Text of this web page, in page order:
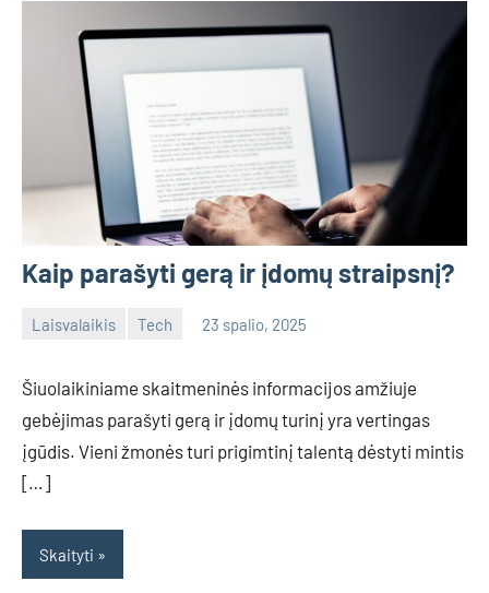
Kaip parašyti gerą ir įdomų straipsnį?
Laisvalaikis Tech 23 spalio, 2025
Šiuolaikiniame skaitmeninės informacijos amžiuje
gebėjimas parašyti gerą ir įdomų turinį yra vertingas
įgūdis. Vieni žmonės turi prigimtinį talentą dėstyti mintis
[…]
Skaityti